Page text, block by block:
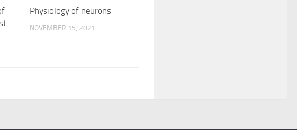
Physiology of neurons
NOVEMBER 15, 2021